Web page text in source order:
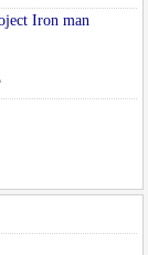
Iron man